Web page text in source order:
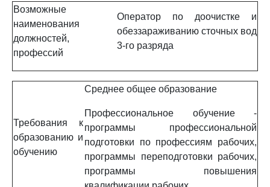
Возможные
наименования
должностей,
профессий
Оператор по доочистке и
обеззараживанию сточных вод
3-го разряда
Требования к
образованию и
обучению
Среднее общее образование
Профессиональное обучение -
программы профессиональной
подготовки по профессиям рабочих,
программы переподготовки рабочих,
программы повышения